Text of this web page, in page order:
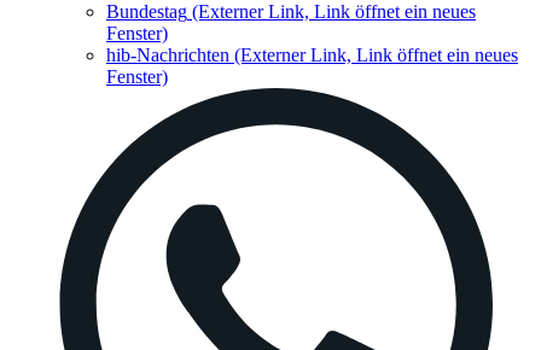
Bundestag (Externer Link, Link öffnet ein neues
Fenster)
hib-Nachrichten (Externer Link, Link öffnet ein neues
Fenster)